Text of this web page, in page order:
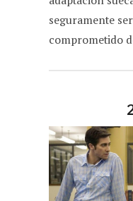
seguramente
comprometido